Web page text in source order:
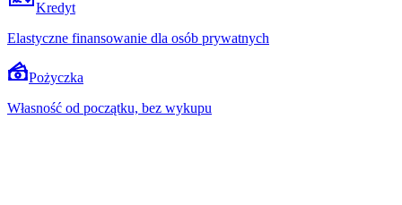
Kredyt
Elastyczne finansowanie dla osób prywatnych
Pożyczka
Własność od początku, bez wykupu